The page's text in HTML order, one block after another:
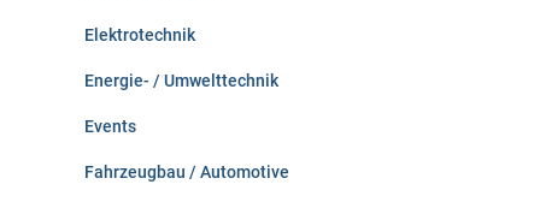
Elektrotechnik
Energie- / Umwelttechnik
Events
Fahrzeugbau / Automotive